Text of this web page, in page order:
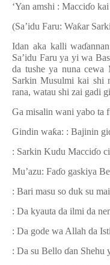
‘Yan amshi : Macciɗo
(Sa’idu Faru: Waƙar
Idan aka kalli waɗ
Sa’idu Faru ya yi wa
da tushe ya nuna cewa
Sarkin Musulmi kai shi
rana, watau shi zai gadi
Ga misalin wani yabo ta
Gindin waƙa: : Bajinin
: Sarkin Kudu Macciɗo
Mu’azu: Faɗo gaskiya
: Bari masu so duk su
: Da kyauta da ilmi da
: Da gode wa Allah da
: Da su Bello ɗan Shehu